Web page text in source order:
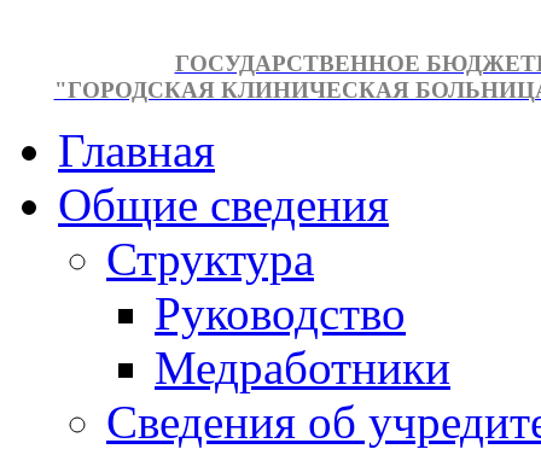
ГОСУДАРСТВЕННОЕ
"ГОРОДСКАЯ КЛИНИЧЕСКАЯ
Главная
Общие сведения
Структура
Руководство
Медработники
Сведения об